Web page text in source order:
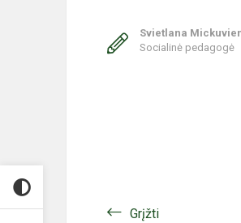
Svietlana
Socialinė pedagogė
Grįžti